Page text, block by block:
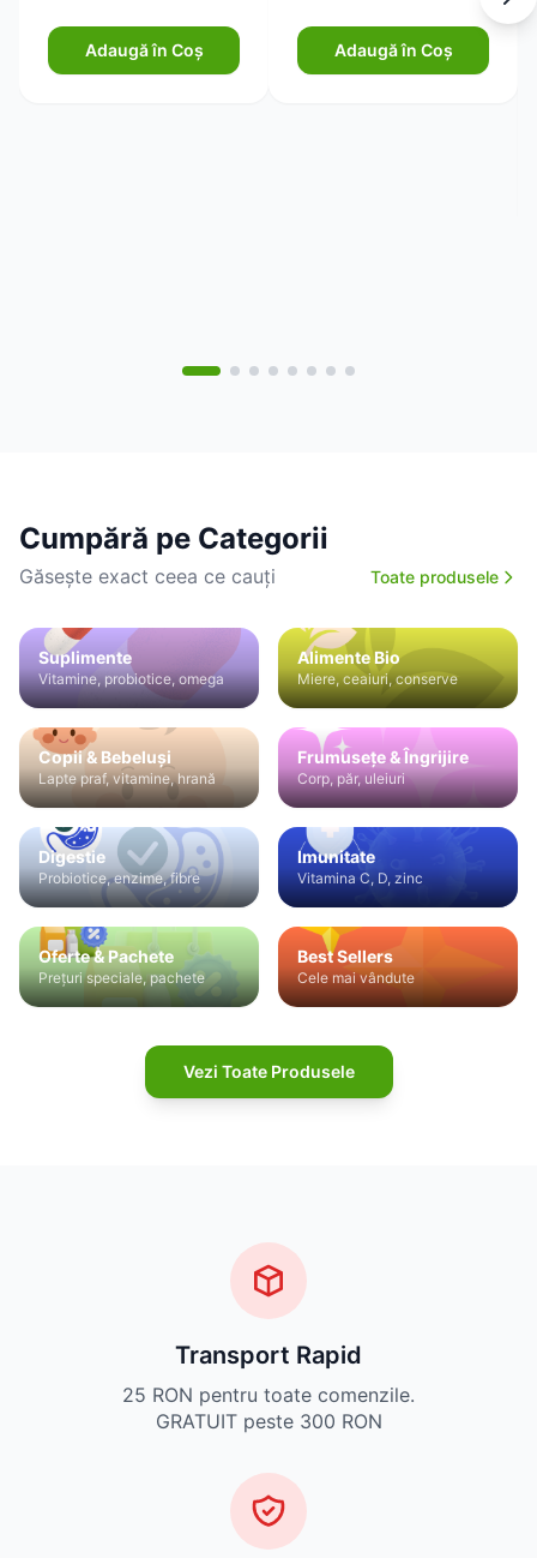
Adaugă în Coș Adaugă în Coș
Cumpără pe Categorii
Găsește exact ceea ce cauți Toate produsele
Suplimente
Vitamine, probiotice, omega
Alimente Bio
Miere, ceaiuri, conserve
Copii & Bebeluși
Lapte praf, vitamine, hrană
Frumusețe & Îngrijire
Corp, păr, uleiuri
Digestie
Probiotice, enzime, fibre
Imunitate
Vitamina C, D, zinc
Oferte & Pachete
Prețuri speciale, pachete
Best Sellers
Cele mai vândute
Vezi Toate Produsele
Transport Rapid
25 RON pentru toate comenzile.
GRATUIT peste 300 RON